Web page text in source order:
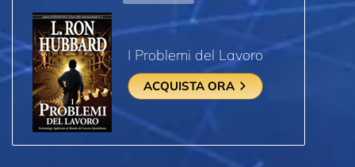
I Problemi del Lavoro
ACQUISTA ORA